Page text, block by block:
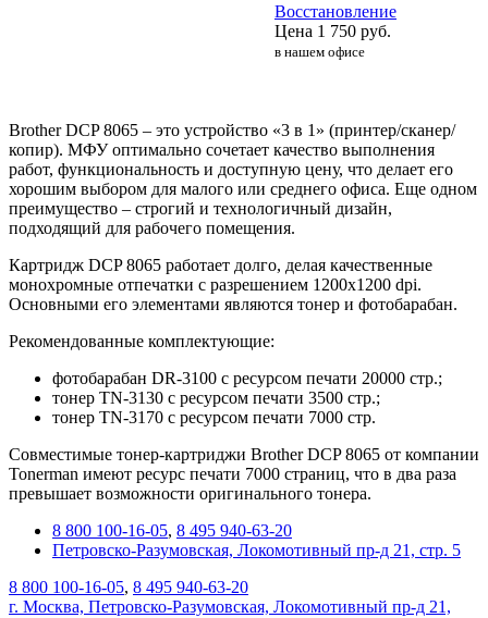
Восстановление
Цена 1 750 руб.
в нашем офисе
Brother DCP 8065 – это устройство «3 в 1» (принтер/сканер/
копир). МФУ оптимально сочетает качество выполнения
работ, функциональность и доступную цену, что делает его
хорошим выбором для малого или среднего офиса. Еще одном
преимущество – строгий и технологичный дизайн,
подходящий для рабочего помещения.
Картридж DCP 8065 работает долго, делая качественные
монохромные отпечатки с разрешением 1200х1200 dpi.
Основными его элементами являются тонер и фотобарабан.
Рекомендованные комплектующие:
фотобарабан DR-3100 с ресурсом печати 20000 стр.;
тонер TN-3130 с ресурсом печати 3500 стр.;
тонер TN-3170 с ресурсом печати 7000 стр.
Совместимые тонер-картриджи Brother DCP 8065 от компании
Tonerman имеют ресурс печати 7000 страниц, что в два раза
превышает возможности оригинального тонера.
8 800 100-16-05, 8 495 940-63-20
Петровско-Разумовская, Локомотивный пр-д 21, стр. 5
8 800 100-16-05, 8 495 940-63-20
г. Москва, Петровско-Разумовская, Локомотивный пр-д 21,